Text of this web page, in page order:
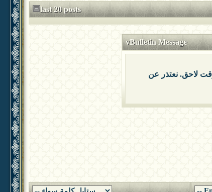
last 20 posts
vBulletin Message
وقت لاحق. نعتذر عن